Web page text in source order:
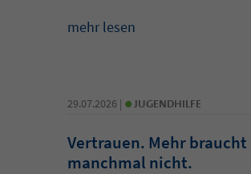
mehr lesen
29.07.2026 | • JUGENDHILFE
Vertrauen. Mehr braucht
manchmal nicht.